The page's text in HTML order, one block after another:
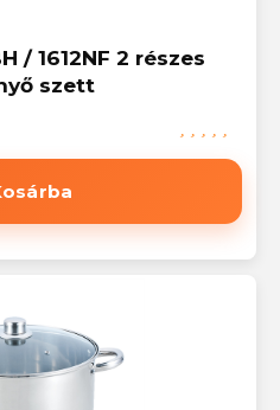
/ 1612NF 2 részes
szett